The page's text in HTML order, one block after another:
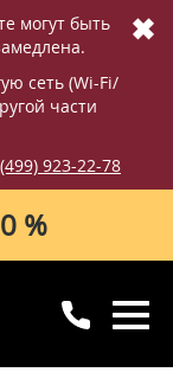
могут быть
сеть (Wi-Fi/
части
923-22-78
✖
%